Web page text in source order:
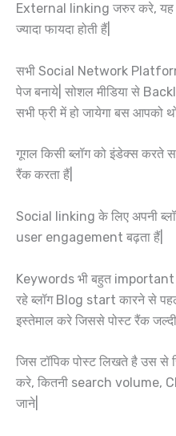
External linking जरुर करे,
ज्यादा फायदा होती हैं|
सभी Social Network
पेज बनाये| सोशल मीडिया से
सभी फ्री में हो जायेगा बस आपको
गूगल किसी ब्लॉग को इंडेक्स करते
रैंक करता हैं|
Social linking के लिए अपनी
user engagement बढ़ता हैं|
Keywords भी बहुत
रहे ब्लॉग Blog start कारने से
इस्तेमाल करे जिससे पोस्ट रैंक
जिस टॉपिक पोस्ट लिखते है उस से
करे, कितनी search volume,
जाने|